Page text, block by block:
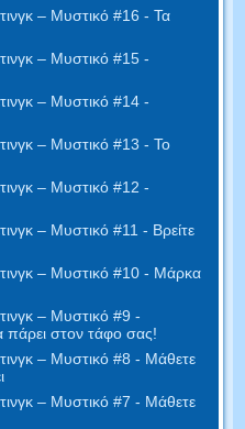
– Μυστικό #16 - Τα
– Μυστικό #15 -
– Μυστικό #14 -
– Μυστικό #13 - Το
– Μυστικό #12 -
– Μυστικό #11 - Βρείτε
– Μυστικό #10 - Μάρκα
– Μυστικό #9 -
πάρει στον τάφο σας!
– Μυστικό #8 - Μάθετε
– Μυστικό #7 - Μάθετε